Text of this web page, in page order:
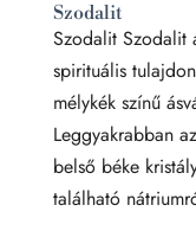
Szodalit
Szodalit Szodalit
spirituális
mélykék színű
Leggyakrabban
belső béke
található